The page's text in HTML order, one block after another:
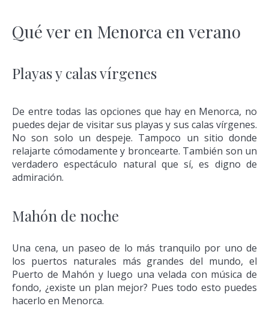
Qué ver en Menorca en verano
Playas y calas vírgenes
De entre todas las opciones que hay en Menorca, no
puedes dejar de visitar sus playas y sus calas vírgenes.
No son solo un despeje. Tampoco un sitio donde
relajarte cómodamente y broncearte. También son un
verdadero espectáculo natural que sí, es digno de
admiración.
Mahón de noche
Una cena, un paseo de lo más tranquilo por uno de
los puertos naturales más grandes del mundo, el
Puerto de Mahón y luego una velada con música de
fondo, ¿existe un plan mejor? Pues todo esto puedes
hacerlo en Menorca.